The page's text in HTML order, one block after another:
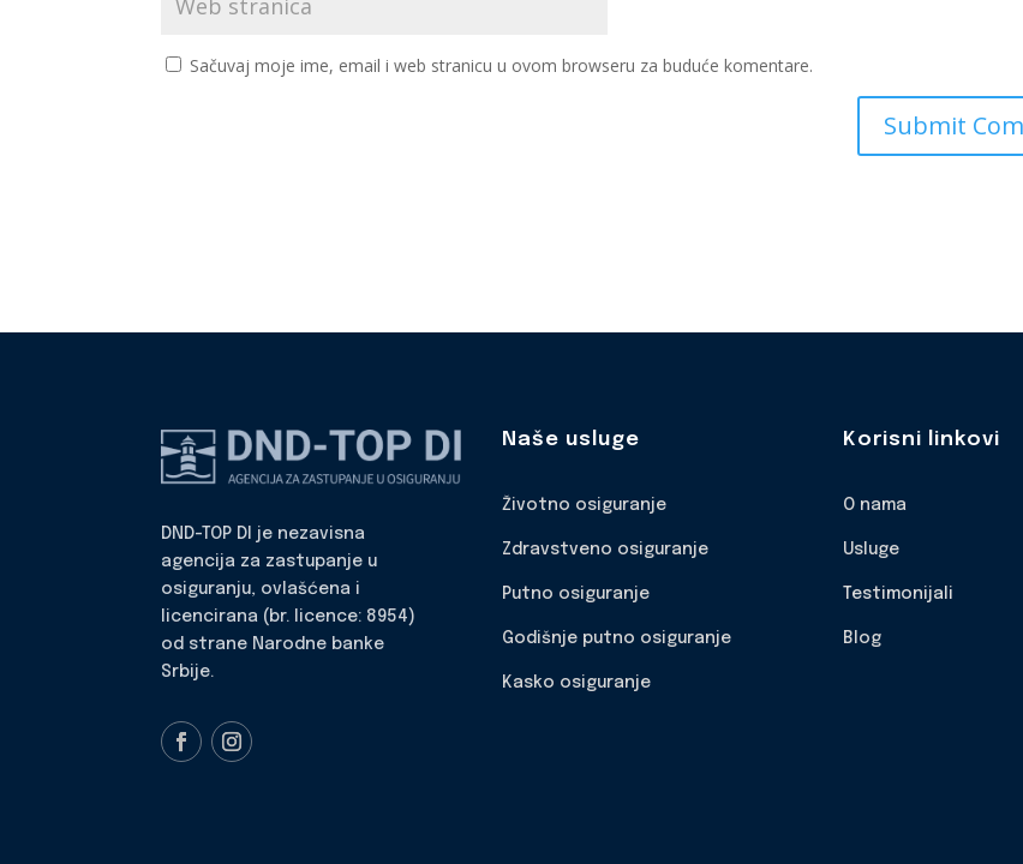
Sačuvaj moje ime, email i web stranicu u ovom browseru za buduće komentare.
DND-TOP DI je nezavisna
agencija za zastupanje u
osiguranju, ovlašćena i
licencirana (br. licence: 8954)
od strane Narodne banke
Srbije.
Naše usluge
Životno osiguranje
Zdravstveno osiguranje
Putno osiguranje
Godišnje putno osiguranje
Kasko osiguranje
Korisni linkovi
O nama
Usluge
Testimonijali
Blog